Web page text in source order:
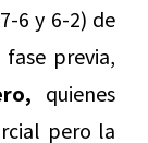
6 y 6-2) de
previa,
quienes
pero la